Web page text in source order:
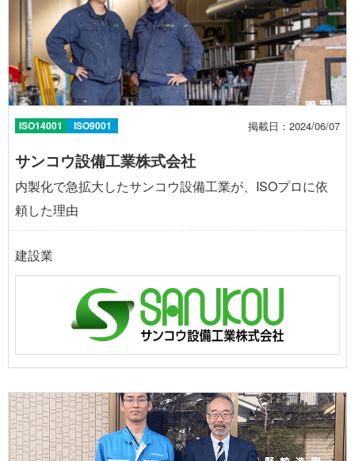
ISO14001 ISO9001 掲載日：2024/06/07
サンコウ設備工業株式会社
内製化で急拡大したサンコウ設備工業が、ISOプロに依
頼した理由
建設業